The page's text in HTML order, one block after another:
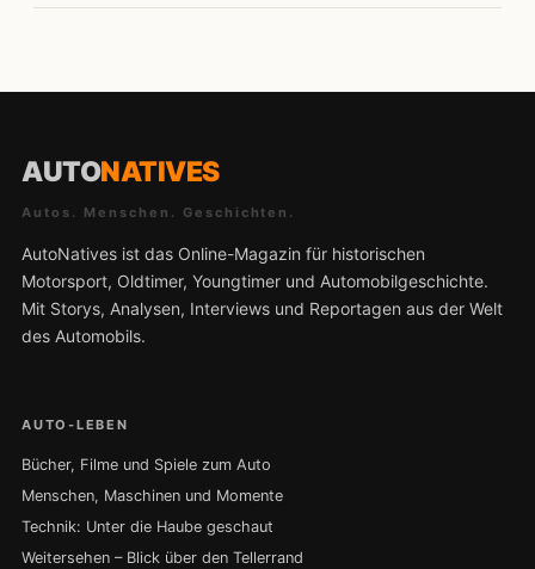
AUTONATIVES
Autos. Menschen. Geschichten.
AutoNatives ist das Online-Magazin für historischen
Motorsport, Oldtimer, Youngtimer und Automobilgeschichte.
Mit Storys, Analysen, Interviews und Reportagen aus der Welt
des Automobils.
AUTO-LEBEN
Bücher, Filme und Spiele zum Auto
Menschen, Maschinen und Momente
Technik: Unter die Haube geschaut
Weitersehen – Blick über den Tellerrand